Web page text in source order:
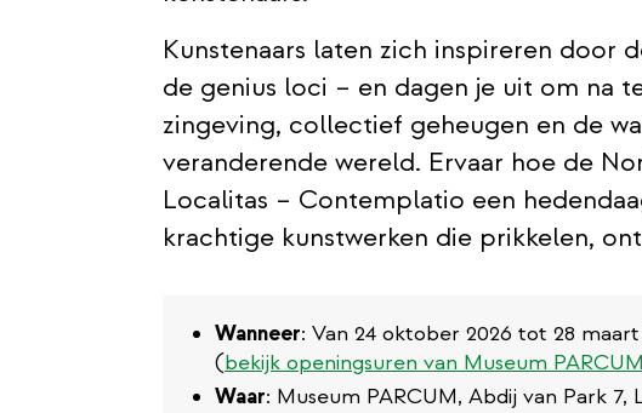
Kunstenaars laten zich inspireren door
de genius loci – en dagen je uit om na
zingeving, collectief geheugen en de
veranderende wereld. Ervaar hoe de
Localitas – Contemplatio een
krachtige kunstwerken die prikkelen,
Wanneer: Van 24 oktober 2026 tot 28
(bekijk openingsuren van Museum PARCUM
Waar: Museum PARCUM, Abdij van Park 7,